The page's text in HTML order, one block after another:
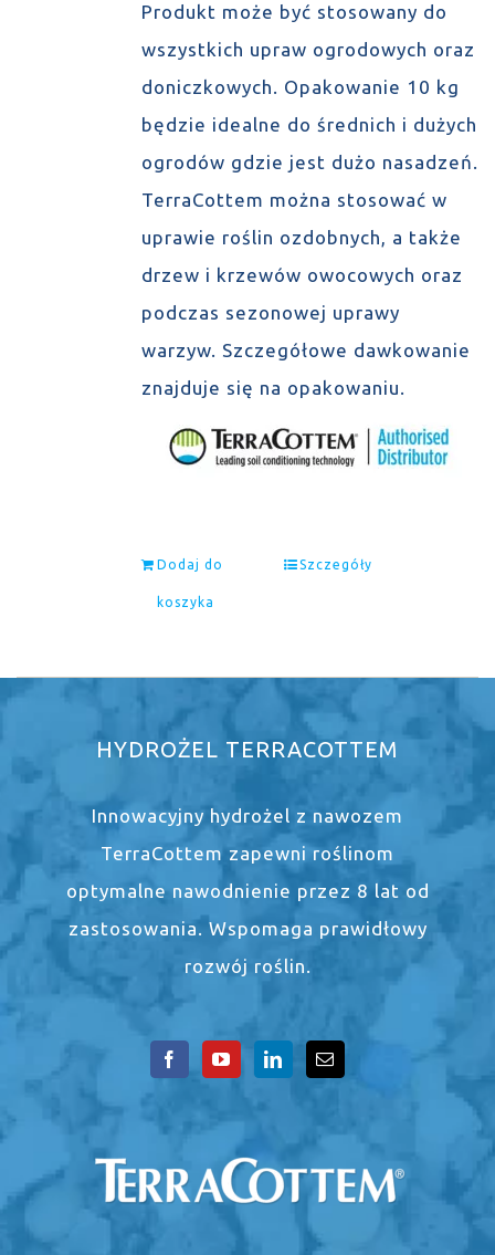
Produkt może być stosowany do
wszystkich upraw ogrodowych oraz
doniczkowych. Opakowanie 10 kg
będzie idealne do średnich i dużych
ogrodów gdzie jest dużo nasadzeń.
TerraCottem można stosować w
uprawie roślin ozdobnych, a także
drzew i krzewów owocowych oraz
podczas sezonowej uprawy
warzyw. Szczegółowe dawkowanie
znajduje się na opakowaniu.
Dodaj do
koszyka
Szczegóły
HYDROŻEL TERRACOTTEM
Innowacyjny hydrożel z nawozem
TerraCottem zapewni roślinom
optymalne nawodnienie przez 8 lat od
zastosowania. Wspomaga prawidłowy
rozwój roślin.